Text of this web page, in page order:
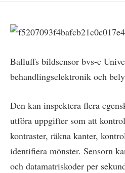
Balluffs bildsensor bvs-e
behandlingselektronik och
Den kan inspektera flera
utföra uppgifter som att
kontraster, räkna kanter,
identifiera mönster. Sensorn
och datamatriskoder per